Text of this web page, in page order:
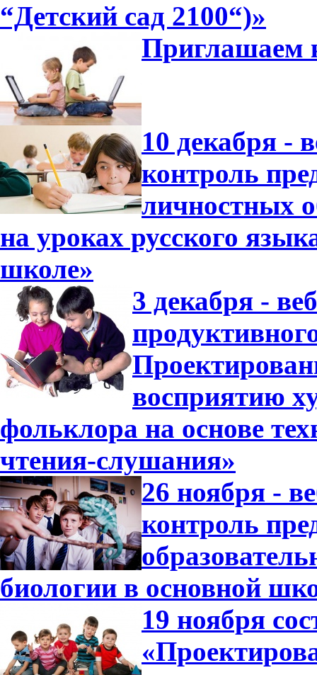
“Детский сад 2100“)»
Приглашаем
10 декабря -
контроль
личностных
на уроках русского
школе»
3 декабря -
восприятию
фольклора на основе
чтения-слушания»
26 ноября -
контроль
биологии в основной
19 ноября